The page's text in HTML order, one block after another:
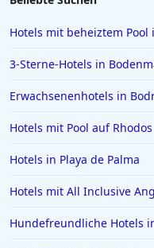
Hotels in Obertauern
Hotels in Suhl
Hotels in Papenburg
Hotels mit beheiztem Pool
3-Sterne-Hotels in
Erwachsenenhotels in
Hotels mit Pool auf Rhodos
Hotels in Playa de Palma
Hotels mit All Inclusive
Hundefreundliche Hotels